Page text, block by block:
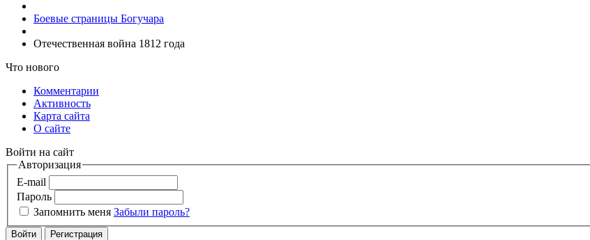
Боевые страницы Богучара
Отечественная война 1812 года
Что нового
Комментарии
Активность
Карта сайта
О сайте
Войти на сайт
Авторизация
E-mail
Пароль
Запомнить меня Забыли пароль?
Войти Регистрация